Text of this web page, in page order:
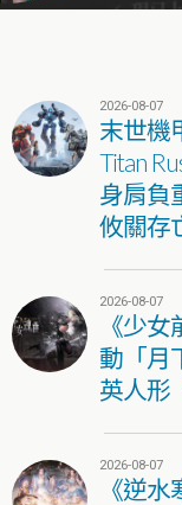
2026-08-07
末世機
Titan
身肩負
攸關存
2026-08-07
《少
動「月
英人形
2026-08-07
《逆